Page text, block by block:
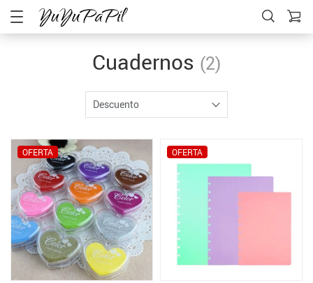
Cuadernos (2)
Descuento
OFERTA OFERTA